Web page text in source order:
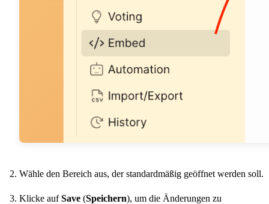
Wähle den Bereich aus, der standardmäßig geöffnet werden soll.
Klicke aufSave (Speichern), um die Änderungen zu